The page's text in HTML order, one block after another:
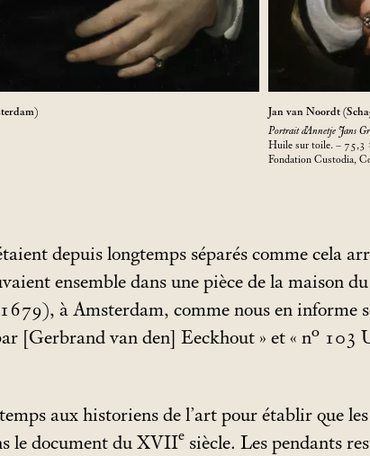
Jan van Noordt
Portrait d’Annetje Jans
Huile sur toile. – 75,3
Fondation Custodia,
depuis longtemps séparés comme cela
ensemble dans une pièce de la maison
à Amsterdam, comme nous en informe
[Gerbrand van den] Eeckhout » et « n° 103
aux historiens de l’art pour établir que
le document du XVIIe siècle. Les pendants